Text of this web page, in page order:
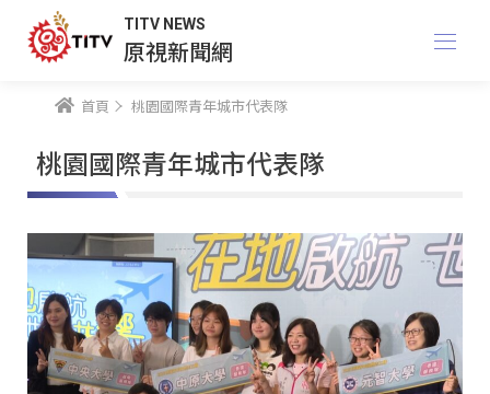
TITV NEWS
原視新聞網
首頁 桃園國際青年城市代表隊
桃園國際青年城市代表隊